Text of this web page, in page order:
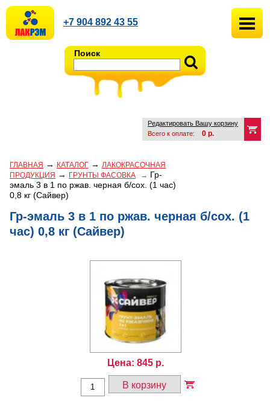
Поиск
+7 904 892 43 55
Редактировать Вашу корзину
Всего к оплате:
0 р.
ГЛАВНАЯ → КАТАЛОГ → ЛАКОКРАСОЧНАЯ
ПРОДУКЦИЯ → ГРУНТЫ ФАСОВКА → Гр-
эмаль 3 в 1 по ржав. черная б/сох. (1 час)
0,8 кг (Сайвер)
Гр-эмаль 3 в 1 по ржав. черная б/сох. (1
час) 0,8 кг (Сайвер)
Цена: 845 р.
В корзину